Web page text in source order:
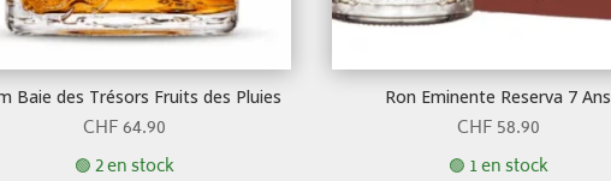
Baie des Trésors Fruits des Pluies
CHF64.90
🟢 2 en stock
Ron Eminente Reserva 7 Ans
CHF 58.90
🟢 1 en stock